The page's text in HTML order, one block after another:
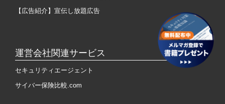
【広告紹介】宣伝し放題広告
運営会社関連サービス
セキュリティエージェント
サイバー保険比較.com